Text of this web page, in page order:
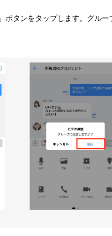
」ボタンをタップします。グルー